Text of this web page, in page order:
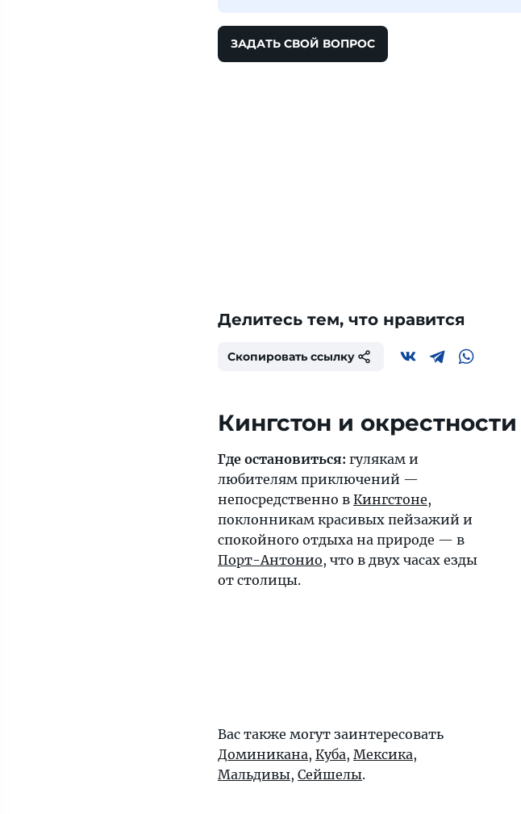
ЗАДАТЬ СВОЙ ВОПРОС
Делитесь тем, что нравится
Скопировать ссылку
Кингстон и окрестности
Где остановиться: гулякам и
любителям приключений —
непосредственно в Кингстоне,
поклонникам красивых пейзажий и
спокойного отдыха на природе — в
Порт-Антонио, что в двух часах езды
от столицы.
Вас также могут заинтересовать
Доминикана, Куба, Мексика,
Мальдивы, Сейшелы.